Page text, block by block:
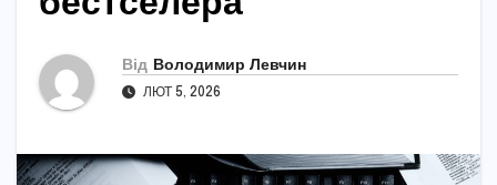
Від Володимир Левчин
ЛЮТ 5, 2026